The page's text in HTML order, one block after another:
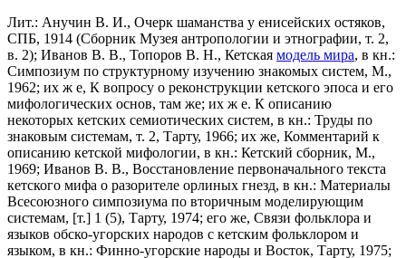
Лит.: Анучин В. И., Очерк шаманства у енисейских остяков,
СПБ, 1914 (Сборник Музея антропологии и этнографии, т. 2,
в. 2); Иванов В. В., Топoров В. Н., Кетская модель мира, в кн.:
Симпозиум по структурному изучению знакомых систем, М.,
1962; их ж е, К вопросу о реконструкции кетского эпоса и его
мифологических основ, там же; их ж е. К описанию
некоторых кетских семиотических систем, в кн.: Труды по
знаковым системам, т. 2, Тарту, 1966; их же, Комментарий к
описанию кетской мифологии, в кн.: Кетский сборник, М.,
1969; Иванов В. В., Восстановление первоначального текста
кетского мифа о разорителе орлиных гнезд, в кн.: Материалы
Всесоюзного симпозиума по вторичным моделирующим
системам, [т.] 1 (5), Тарту, 1974; его же, Связи фольклора и
языков обско-угорских народов с кетским фольклором и
языком, в кн.: Финно-угорские народы и Восток, Тарту, 1975;